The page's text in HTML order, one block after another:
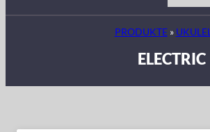
PRODUKTE»
ELECTRIC